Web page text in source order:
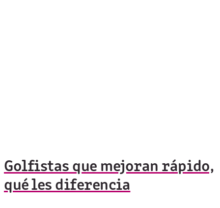
Golfistas que mejoran rápido,
qué les diferencia